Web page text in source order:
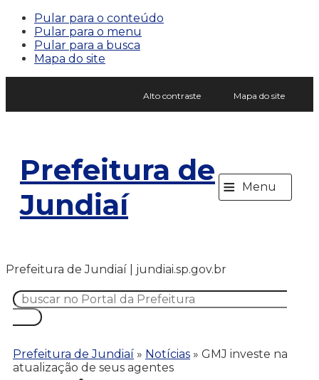
Pular para o conteúdo
Pular para o menu
Pular para a busca
Mapa do site
Alto contraste Mapa do site
Prefeitura de
Jundiaí
≡ Menu
Prefeitura de Jundiaí | jundiai.sp.gov.br
Prefeitura de Jundiaí » Notícias » GMJ investe na
atualização de seus agentes